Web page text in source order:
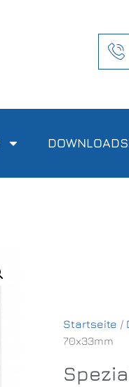
DOWNLOADS
Startseite /
70x33mm